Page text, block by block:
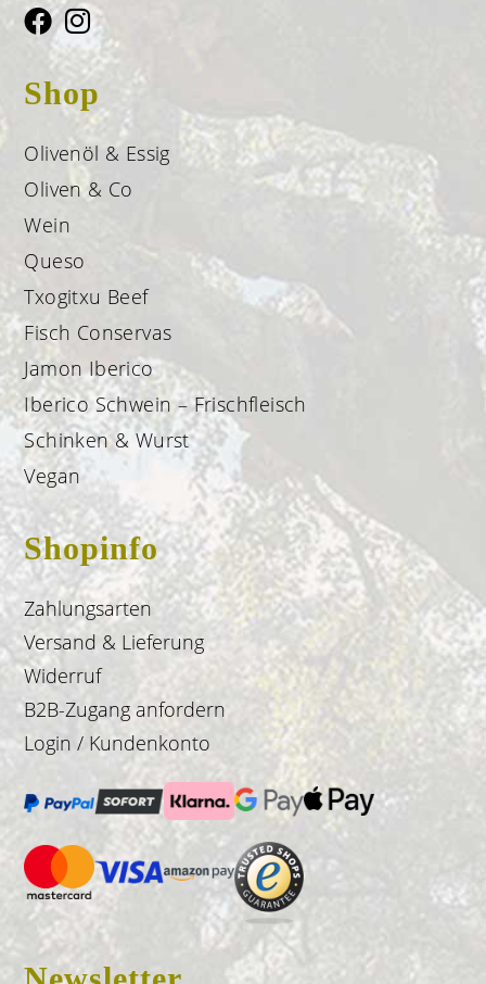
Shop
Olivenöl & Essig
Oliven & Co
Wein
Queso
Txogitxu Beef
Fisch Conservas
Jamon Iberico
Iberico Schwein – Frischfleisch
Schinken & Wurst
Vegan
Shopinfo
Zahlungsarten
Versand & Lieferung
Widerruf
B2B-Zugang anfordern
Login / Kundenkonto